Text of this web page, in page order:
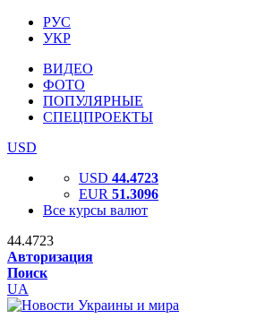
РУС
УКР
ВИДЕО
ФОТО
ПОПУЛЯРНЫЕ
СПЕЦПРОЕКТЫ
USD
USD 44.4723
EUR 51.3096
Все курсы валют
44.4723
Авторизация
Поиск
UA